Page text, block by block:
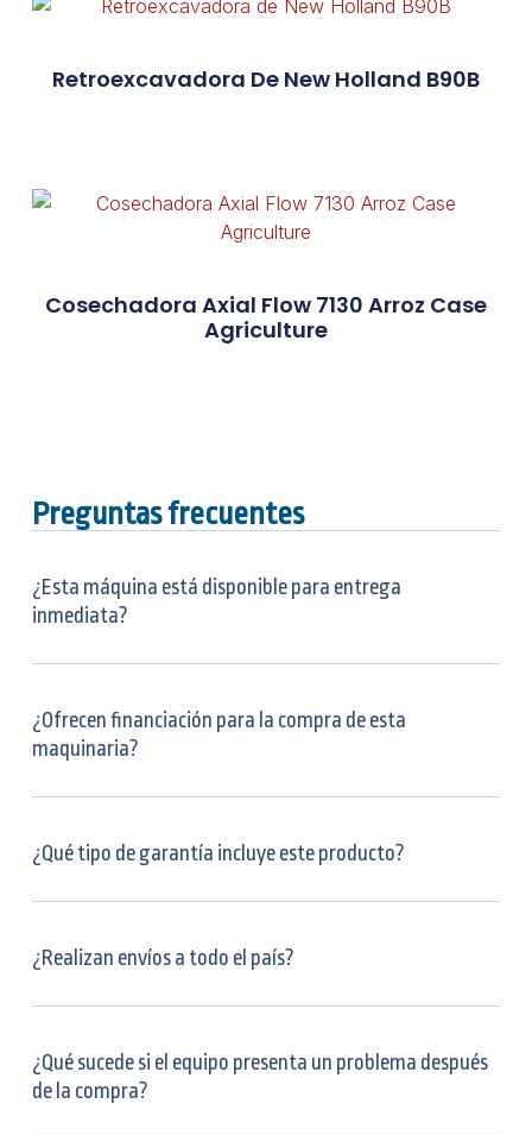
Retroexcavadora De New Holland B90B
Cosechadora Axial Flow 7130 Arroz Case
Agriculture
Preguntas frecuentes
¿Esta máquina está disponible para entrega
inmediata?
¿Ofrecen financiación para la compra de esta
maquinaria?
¿Qué tipo de garantía incluye este producto?
¿Realizan envíos a todo el país?
¿Qué sucede si el equipo presenta un problema después
de la compra?